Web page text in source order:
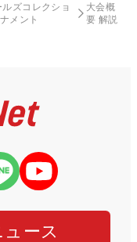
ズコレクショ
メント
大会概
要 解説
ース